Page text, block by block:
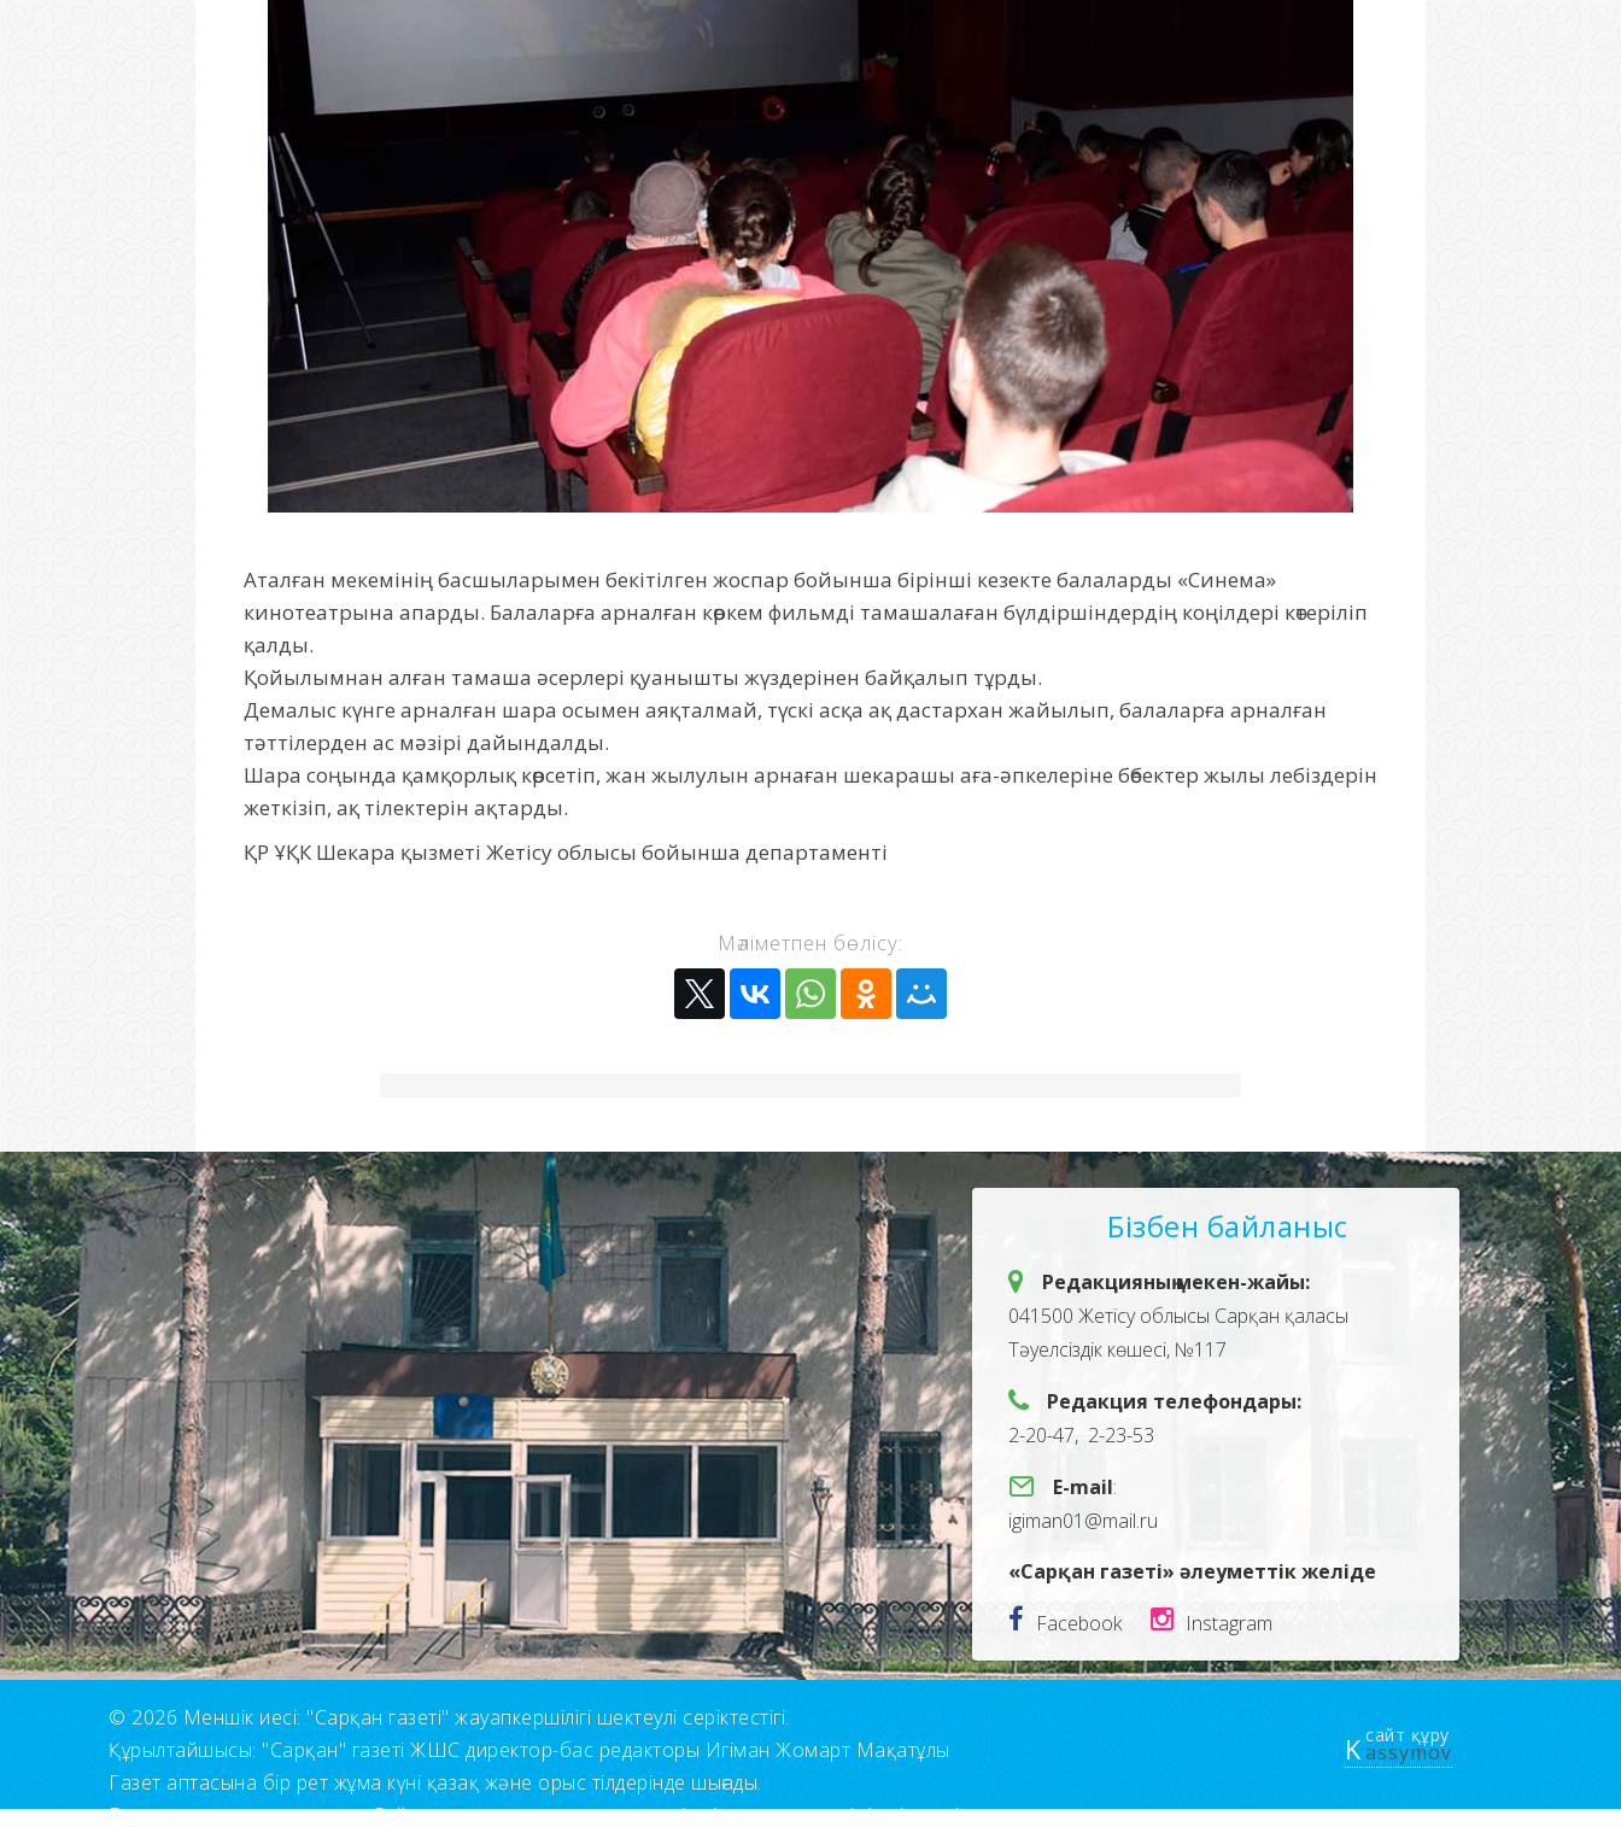
Аталған мекемінің басшыларымен бекітілген жоспар бойынша бірінші кезекте балаларды «Синема»
кинотеатрына апарды. Балаларға арналған көркем фильмді тамашалаған бүлдіршіндердің коңілдері көтеріліп
қалды.
Қойылымнан алған тамаша әсерлері қуанышты жүздерінен байқалып тұрды.
Демалыс күнге арналған шара осымен аяқталмай, түскі асқа ақ дастархан жайылып, балаларға арналған
тәттілерден ас мәзірі дайындалды.
Шара соңында қамқорлық көрсетіп, жан жылулын арнаған шекарашы аға-әпкелеріне бөбектер жылы лебіздерін
жеткізіп, ақ тілектерін ақтарды.
ҚР ҰҚК Шекара қызметі Жетісу облысы бойынша департаменті
Мәліметпен бөлісу:
Бізбен байланыс
Редакцияның мекен-жайы:
041500 Жетісу облысы Сарқан қаласы
Тәуелсіздік көшесі, №117
Редакция телефондары:
2-20-47, 2-23-53
E-mail:
igiman01@mail.ru
«Сарқан газеті» әлеуметтік желіде
Facebook
Instagram
© 2026 Меншік иесі: "Сарқан газеті" жауапкершілігі шектеулі серіктестігі.
Құрылтайшысы: "Сарқан" газеті ЖШС директор-бас редакторы Игіман Жомарт Мақатұлы
Газет аптасына бір рет жұма күні қазақ және орыс тілдерінде шығады.
Барлық құқықтар сақталған. Сайт материалдарын қолдану үшін сілтеме көрсетуіңіз міндетті.
сайт құру
Kassymov